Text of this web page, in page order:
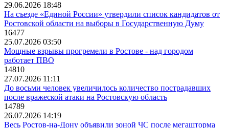
29.06.2026 18:48
На съезде «Единой России» утвердили список кандидатов от
Ростовской области на выборы в Государственную Думу
16477
25.07.2026 03:50
Мощные взрывы прогремели в Ростове - над городом
работает ПВО
14810
27.07.2026 11:11
До восьми человек увеличилось количество пострадавших
после вражеской атаки на Ростовскую область
14789
26.07.2026 14:19
Весь Ростов-на-Дону объявили зоной ЧС после мегашторма